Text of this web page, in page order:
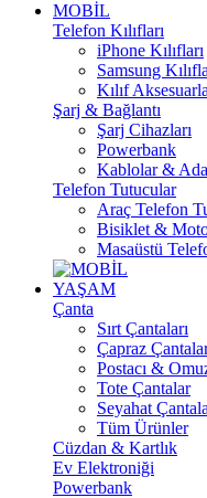
MOBİL
Telefon Kılıfları
iPhone Kılıfları
Samsung
Kılıf
Şarj & Bağlantı
Şarj Cihazları
Powerbank
Kablolar &
Telefon Tutucular
Araç Telefon
Bisiklet &
Masaüstü
YAŞAM
Çanta
Sırt Çantaları
Çapraz
Postacı &
Tote Çantalar
Seyahat
Tüm Ürünler
Cüzdan & Kartlık
Ev Elektroniği
Powerbank